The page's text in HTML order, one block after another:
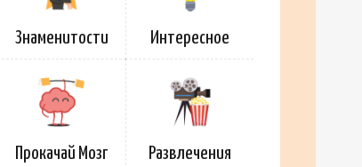
Знаменитости Интересное
Прокачай Мозг Развлечения